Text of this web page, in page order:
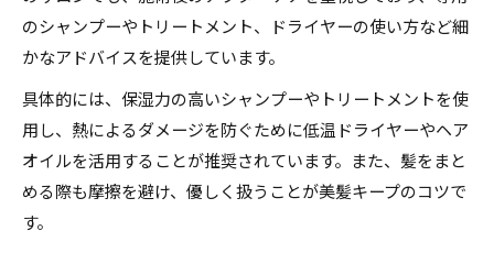
のシャンプーやトリートメント、ドライヤーの使い方など細
かなアドバイスを提供しています。
具体的には、保湿力の高いシャンプーやトリートメントを使
用し、熱によるダメージを防ぐために低温ドライヤーやヘア
オイルを活用することが推奨されています。また、髪をまと
める際も摩擦を避け、優しく扱うことが美髪キープのコツで
す。